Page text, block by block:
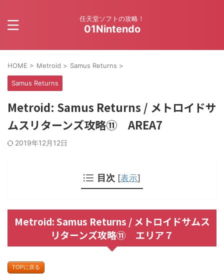
任天堂ソフトの攻略！
01Nintendo
HOME > Metroid > Samus Returns >
Samus Returns
Metroid: Samus Returns / メトロイドサ
ムスリターンズ攻略⑪ AREA7
2019年12月12日
目次 [表示]
Metroid: Samus Returns / メトロイドサムス
リターンズ攻略⑪ エリア７
TOPに戻る